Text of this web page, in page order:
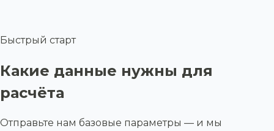
Быстрый старт
Какие данные нужны для
расчёта
Отправьте нам базовые параметры — и мы